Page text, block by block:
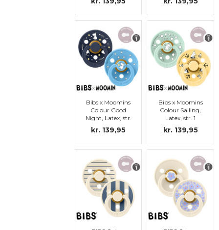
Bibs x Moomins
Colour Good
Night, Latex, str.
kr. 139,95
Bibs x Moomins
Colour Sailing,
Latex, str. 1
kr. 139,95